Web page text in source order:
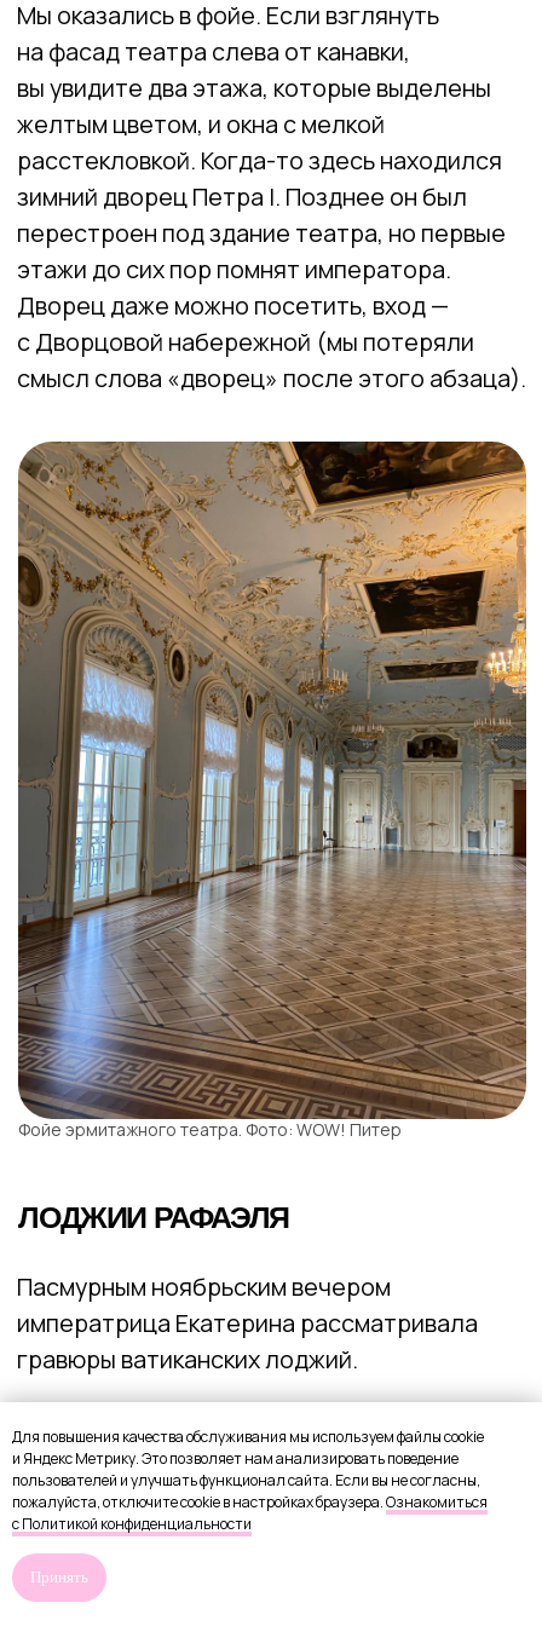
Алтая.
Импрессионисты.С 2014 года открылся
новый огромный корпус Эрмитажа —
восточное крыло здания Главного Штаба.
Нужно всего лишь пересечь Дворцовую
площадь и вы уже переноситесь в Париж XIX
—XX вв.еков. Билет нужно приобрести
отдельно, можно на сайте Эрмитажа,
можно на месте, в кассе Главного Штаба.
Поделиться статьей
Для повышения качества обслуживания мы используем файлы cookie
и Яндекс Метрику. Это позволяет нам анализировать поведение
пользователей и улучшать функционал сайта. Если вы не согласны,
пожалуйста, отключите cookie в настройках браузера.Ознакомиться
с Политикой конфиденциальности
Принять